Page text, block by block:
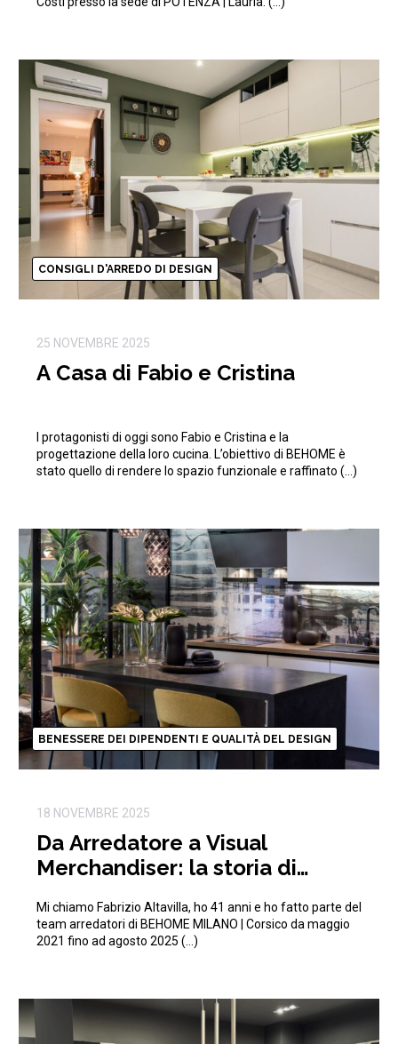
CONSIGLI D'ARREDO DI DESIGN
25 NOVEMBRE 2025
A Casa di Fabio e Cristina
I protagonisti di oggi sono Fabio e Cristina e la
progettazione della loro cucina. L’obiettivo di BEHOME è
stato quello di rendere lo spazio funzionale e raffinato (…)
BENESSERE DEI DIPENDENTI E QUALITÀ DEL DESIGN
18 NOVEMBRE 2025
Da Arredatore a Visual
Merchandiser: la storia di
Mi chiamo Fabrizio Altavilla, ho 41 anni e ho fatto parte del
team arredatori di BEHOME MILANO | Corsico da maggio
2021 fino ad agosto 2025 (…)